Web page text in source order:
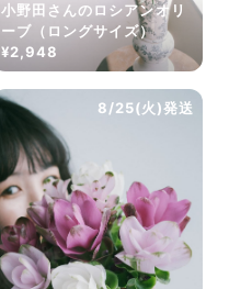
小野田さんのロシアンオリ
ーブ（ロングサイズ）
¥2,948
8/25(火)発送